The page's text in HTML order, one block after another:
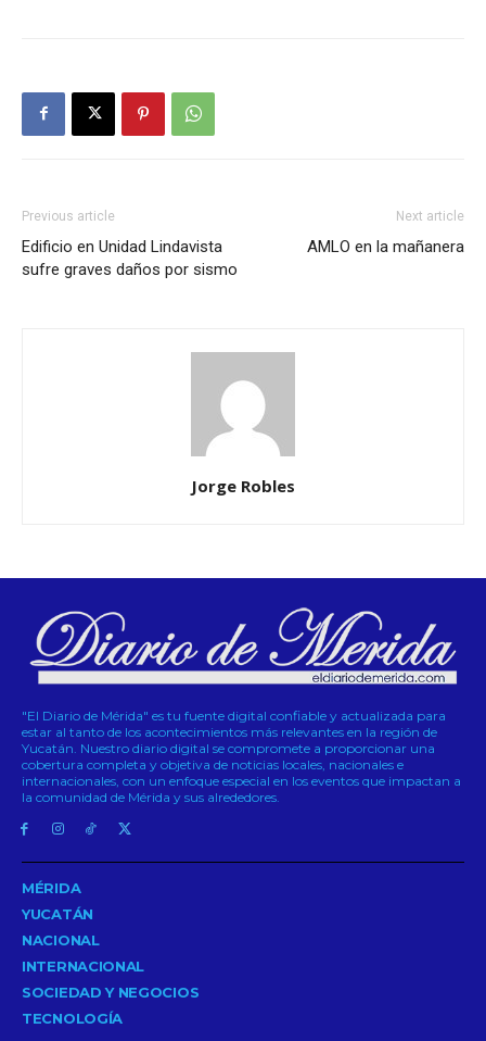
Previous article
Edificio en Unidad Lindavista
sufre graves daños por sismo
Next article
AMLO en la mañanera
Jorge Robles
"El Diario de Mérida" es tu fuente digital confiable y actualizada para
estar al tanto de los acontecimientos más relevantes en la región de
Yucatán. Nuestro diario digital se compromete a proporcionar una
cobertura completa y objetiva de noticias locales, nacionales e
internacionales, con un enfoque especial en los eventos que impactan a
la comunidad de Mérida y sus alrededores.
MÉRIDA
YUCATÁN
NACIONAL
INTERNACIONAL
SOCIEDAD Y NEGOCIOS
TECNOLOGÍA